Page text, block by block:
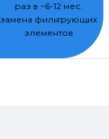
раз в ~6-12 мес.
замена фильтрующих
элементов